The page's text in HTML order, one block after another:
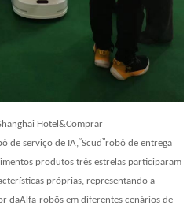
Hotel&Comprar
de serviço de IA,“Scud”robô de entrega
produtos três estrelas participaram
próprias, representando a
daAlfa robôs em diferentes cenários de